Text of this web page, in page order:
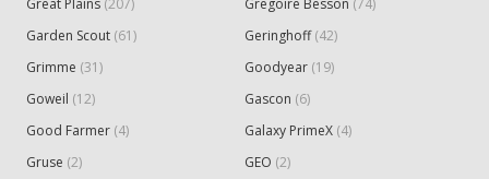
Заготівля сіна
Прес-підбирач тюковий
Прес-підбирач рулонний
Косарка
Косарка-плющилка
Great Plains (207) Gregoire Besson (74)
Garden Scout (61) Geringhoff(42)
Grimme (31) Goodyear (19)
Goweil (12) Gascon (6)
Good Farmer (4) Galaxy PrimeX (4)
Gruse (2) GEO (2)